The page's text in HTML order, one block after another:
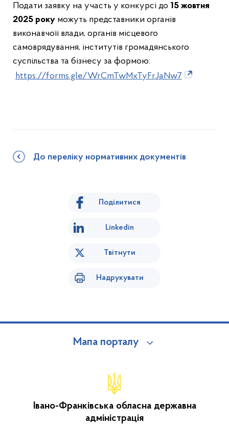
Подати заявку на участь у конкурсі до 15 жовтня
2025 року можуть представники органів
виконавчоїї влади, органів місцевого
самоврядування, інститутів громадянського
суспільства та бізнесу за формою:
https://forms.gle/WrCmTwMxTyFrJaNw7
До переліку нормативних документів
Поділитися
Linkedin
Твітнути
Надрукувати
Мапа порталу
Івано-Франківська обласна державна
адміністрація